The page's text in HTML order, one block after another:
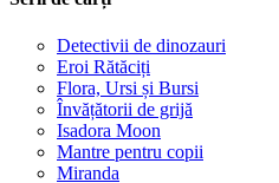
Detectivii de dinozauri
Eroi Rătăciți
Flora, Ursi și Bursi
Învățătorii de grijă
Isadora Moon
Mantre pentru copii
Miranda